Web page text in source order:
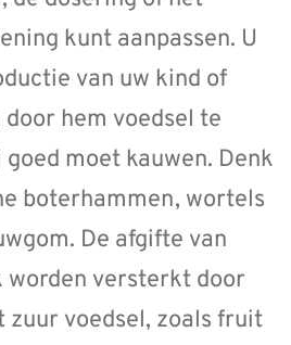
kunt aanpassen. U
van uw kind of
hem voedsel te
moet kauwen. Denk
boterhammen, wortels
De afgifte van
worden versterkt door
zuur voedsel, zoals fruit